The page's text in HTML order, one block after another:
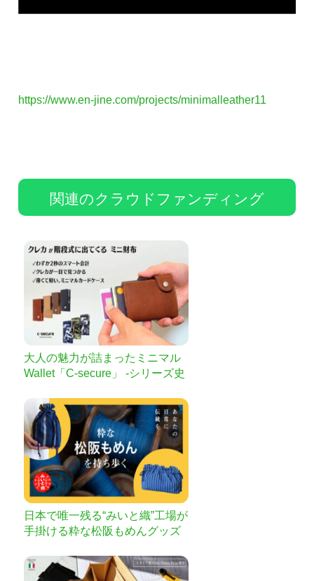
https://www.en-jine.com/projects/minimalleather11
関連のクラウドファンディング
大人の魅力が詰まったミニマル
Wallet「C-secure」 -シリーズ史
日本で唯一残る“みいと織”工場が
手掛ける粋な松阪もめんグッズ